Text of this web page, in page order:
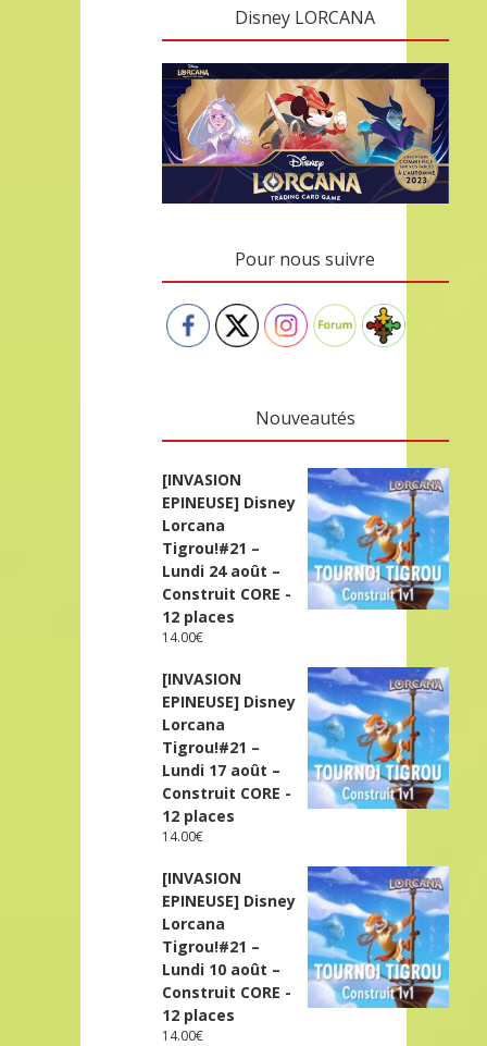
Disney LORCANA
Pour nous suivre
Nouveautés
[INVASION
EPINEUSE] Disney
Lorcana
Tigrou!#21 –
Lundi 24 août –
Construit CORE -
12 places
14.00€
[INVASION
EPINEUSE] Disney
Lorcana
Tigrou!#21 –
Lundi 17 août –
Construit CORE -
12 places
14.00€
[INVASION
EPINEUSE] Disney
Lorcana
Tigrou!#21 –
Lundi 10 août –
Construit CORE -
12 places
14.00€